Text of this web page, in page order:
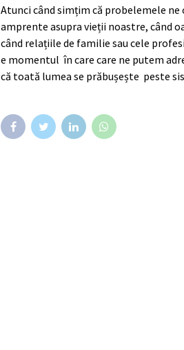
Atunci când simțim că probelemele
amprente asupra vieții noastre, când
când relațiile de familie sau cele
e momentul în care care ne putem
că toată lumea se prăbușește peste